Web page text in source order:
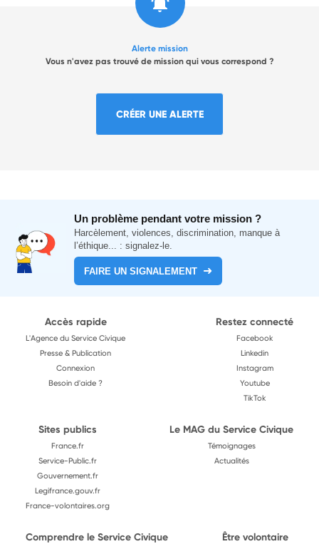
Alerte mission
Vous n'avez pas trouvé de mission qui vous correspond ?
CRÉER UNE ALERTE
Un problème pendant votre mission ?
Harcèlement, violences, discrimination, manque à
l’éthique... : signalez-le.
FAIRE UN SIGNALEMENT
Accès rapide
L'Agence du Service Civique
Presse & Publication
Connexion
Besoin d'aide ?
Restez connecté
Facebook
Linkedin
Instagram
Youtube
TikTok
Sites publics
France.fr
Service-Public.fr
Gouvernement.fr
Legifrance.gouv.fr
France-volontaires.org
Le MAG du Service Civique
Témoignages
Actualités
Comprendre le Service Civique Être volontaire